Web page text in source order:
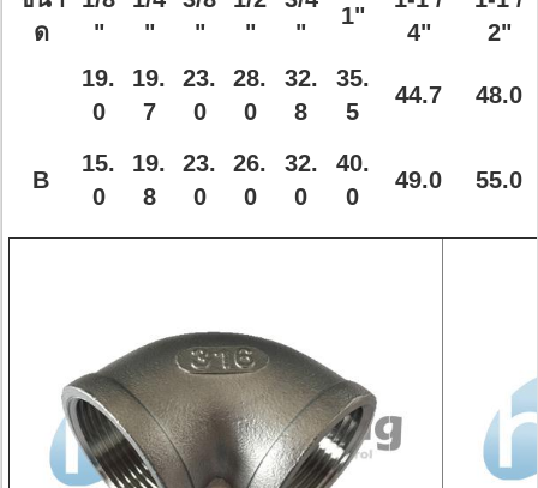
ด
"
"
"
"
"
1"
4"
2"
19.
0
19.
7
23.
0
28.
0
32.
8
35.
5
44.7 48.0
B
15.
0
19.
8
23.
0
26.
0
32.
0
40.
0
49.0 55.0